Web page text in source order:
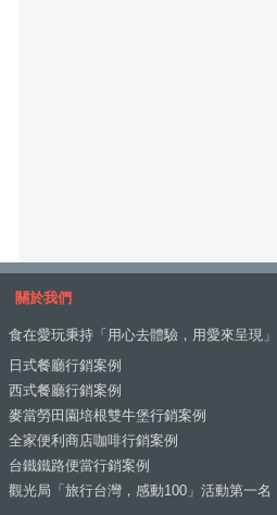
關於我們
食在愛玩秉持「用心去體驗，用愛來呈現
日式餐廳行銷案例
西式餐廳行銷案例
麥當勞田園培根雙牛堡行銷案例
全家便利商店咖啡行銷案例
台鐵鐵路便當行銷案例
觀光局「旅行台灣，感動100」活動第一名